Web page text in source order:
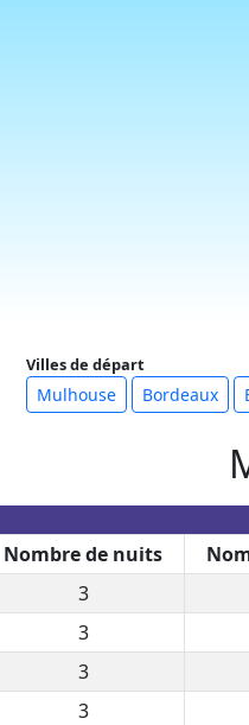
Villes de départ
Mulhouse Bordeaux
Nombre de nuits
3
3
3
3